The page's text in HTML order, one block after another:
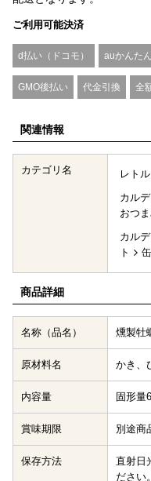
ご利用可能決済
d払い（ドコモ） auかんた
GMO後払い 代金引換 全
関連情報
カテゴリ名 レト
カル
おつ
カル
ト
商品詳細
名称（品名） 燻製牡
原材料名 かき、
内容量 固形
賞味期限 別途商
保存方法
直射日
ださい。